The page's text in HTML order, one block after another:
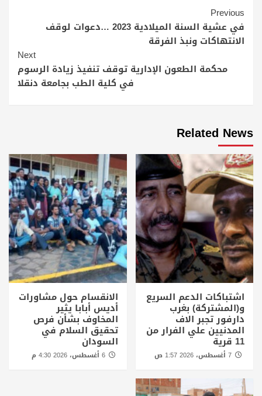
Continue
Reading
Previous
في عشية السنة الميلادية 2023 …دعوات لوقف
الانتهاكات ونبذ الفرقة
Next
محكمة الطعون الإدارية توقف تنفيذ زيادة الرسوم
في كلية الطب بجامعة دنقلا
Related News
اشتباكات الدعم السريع
و(المشتركة) بغرب
دارفور تجبر الاف
المدنيين علي الفرار من
11 قرية
الانقسام حول مشاورات
أديس أبابا يثير
المخاوف بشأن فرص
تحقيق السلام في
السودان
6 أغسطس، 2026 4:30 م